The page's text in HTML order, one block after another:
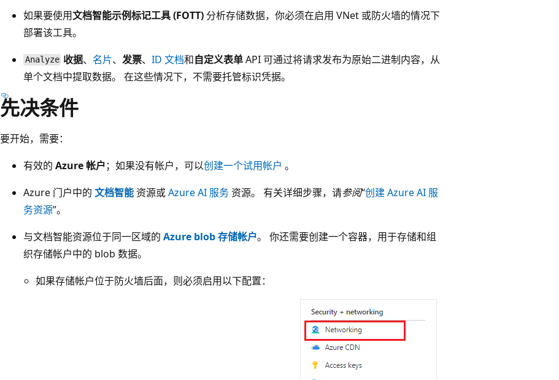
如果要使用文档智能示例标记工具 (FOTT) 分析存储数据，你必须在启用 VNet 或防火墙的情况下
部署该工具。
Analyze 收据、 名片、发票、ID 文档和自定义表单API 可通过将请求发布为原始二进制内容，从
单个文档中提取数据。 在这些情况下，不需要托管标识凭据。
先决条件
要开始，需要：
有效的 Azure 帐户；如果没有帐户，可以创建一个试用帐户 。
Azure 门户中的 文档智能 资源或Azure AI 服务 资源。 有关详细步骤，请参阅“创建 Azure AI 服
务资源”。
与文档智能资源位于同一区域的 Azure blob 存储帐户。 你还需要创建一个容器，用于存储和组
织存储帐户中的 blob 数据。
如果存储帐户位于防火墙后面，则必须启用以下配置：